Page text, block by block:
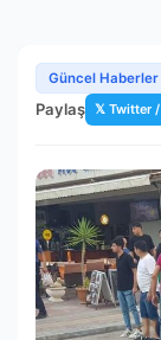
Güncel Haberler
Paylaş 𝕏 Twitter /